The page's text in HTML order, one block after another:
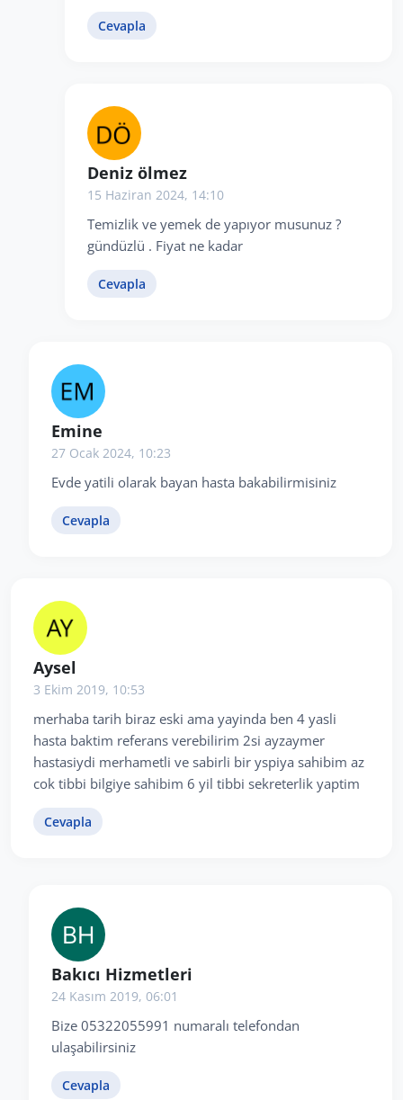
Cevapla
Deniz ölmez
15 Haziran 2024, 14:10
Temizlik ve yemek de yapıyor musunuz ?
gündüzlü . Fiyat ne kadar
Cevapla
Emine
27 Ocak 2024, 10:23
Evde yatili olarak bayan hasta bakabilirmisiniz
Cevapla
Aysel
3 Ekim 2019, 10:53
merhaba tarih biraz eski ama yayinda ben 4 yasli
hasta baktim referans verebilirim 2si ayzaymer
hastasiydi merhametli ve sabirli bir yspiya sahibim az
cok tibbi bilgiye sahibim 6 yil tibbi sekreterlik yaptim
Cevapla
Bakıcı Hizmetleri
24 Kasım 2019, 06:01
Bize 05322055991 numaralı telefondan
ulaşabilirsiniz
Cevapla